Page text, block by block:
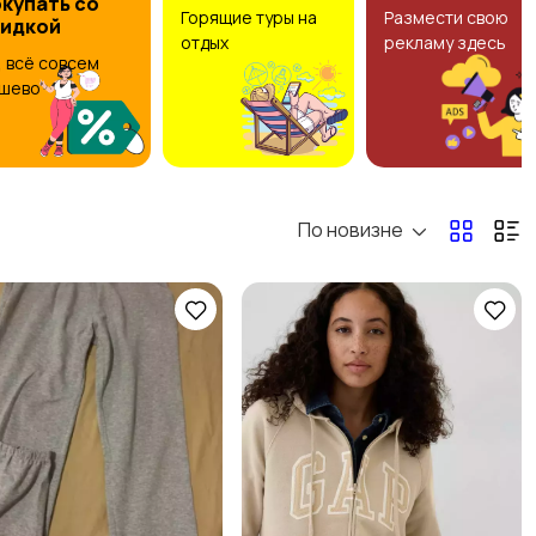
Другое
всё совсем
Горящие туры на
отдых
Размести свою
рекламу здесь
По новизне